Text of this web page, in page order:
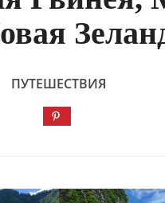
ПУТЕШЕСТВИЯ